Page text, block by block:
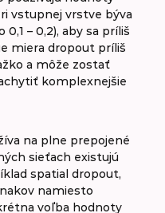
vstupnej vrstve býva
– 0,2), aby sa príliš
miera dropout príliš
a môže zostať
komplexnejšie
na plne prepojené
sieťach existujú
spatial dropout,
namiesto
voľba hodnoty